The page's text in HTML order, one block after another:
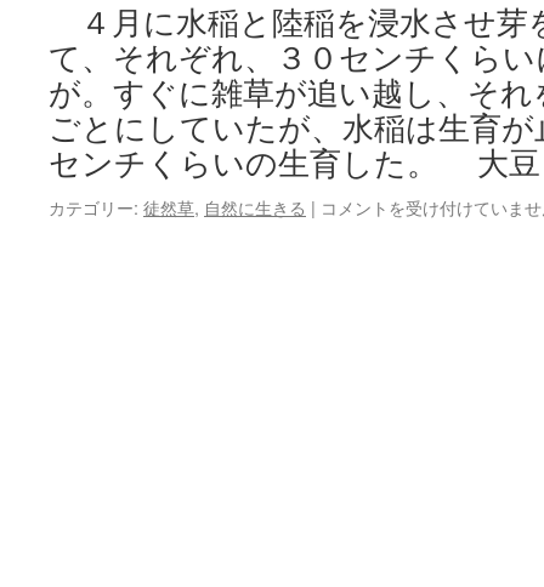
子
マ
ネ
ー
に
変
え
か
４月に水稲と陸稲を浸水させ芽
て、それぞれ、３０センチくら
が。すぐに雑草が追い越し、そ
ごとにしていたが、水稲は生育
センチくらいの生育した。 大
カテゴリー: 徒然草, 自然に生きる | 雑
コメントを受け付けていま